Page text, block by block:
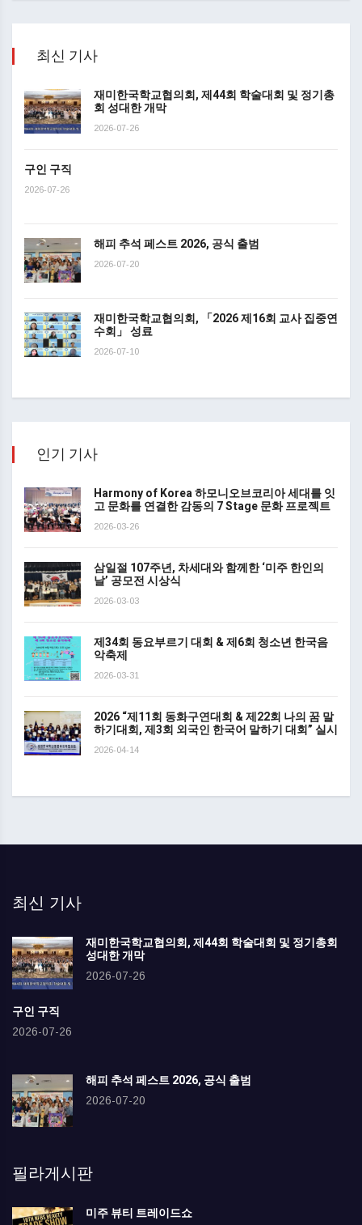
최신 기사
재미한국학교협의회, 제44회 학술대회 및 정기총
회 성대한 개막
2026-07-26
구인 구직
2026-07-26
해피 추석 페스트 2026, 공식 출범
2026-07-20
재미한국학교협의회, 「2026 제16회 교사 집중연
수회」 성료
2026-07-10
인기 기사
Harmony of Korea 하모니오브코리아 세대를 잇
고 문화를 연결한 감동의 7 Stage 문화 프로젝트
2026-03-26
삼일절 107주년, 차세대와 함께한 ‘미주 한인의
날’ 공모전 시상식
2026-03-03
제34회 동요부르기 대회 & 제6회 청소년 한국음
악축제
2026-03-31
2026 “제11회 동화구연대회 & 제22회 나의 꿈 말
하기대회, 제3회 외국인 한국어 말하기 대회” 실시
2026-04-14
최신 기사
재미한국학교협의회, 제44회 학술대회 및 정기총회
성대한 개막
2026-07-26
구인 구직
2026-07-26
해피 추석 페스트 2026, 공식 출범
2026-07-20
필라게시판
미주 뷰티 트레이드쇼